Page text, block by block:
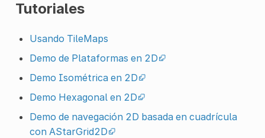
Tutoriales
Usando TileMaps
Demo de Plataformas en 2D
Demo Isométrica en 2D
Demo Hexagonal en 2D
Demo de navegación 2D basada en cuadrícula
con AStarGrid2D